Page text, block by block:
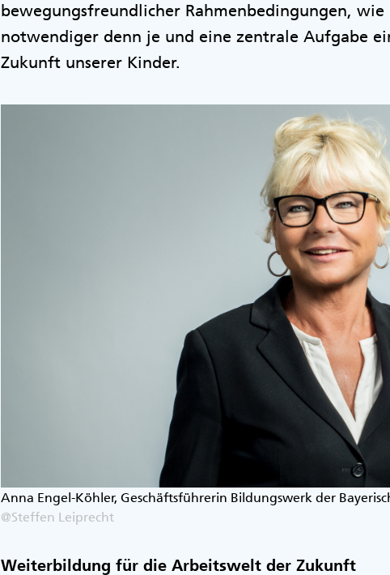
bewegungsfreundlicher Rahmenbedingungen,
notwendiger denn je und eine zentrale Aufgabe
Zukunft unserer Kinder.
Anna Engel-Köhler, Geschäftsführerin Bildungswerk der
@Steffen Leiprecht
Weiterbildung für die Arbeitswelt der Zukunft